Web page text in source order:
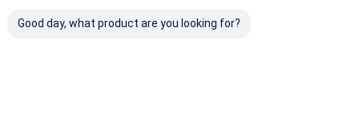
Good day, what product are you looking for?